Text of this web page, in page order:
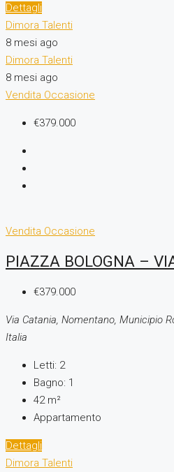
Dettagli
Dimora Talenti
8 mesi ago
Dimora Talenti
8 mesi ago
Vendita Occasione
€379.000
Vendita Occasione
PIAZZA BOLOGNA –
€379.000
Via Catania, Nomentano, Municipio
Italia
Letti: 2
Bagno: 1
42 m²
Appartamento
Dettagli
Dimora Talenti